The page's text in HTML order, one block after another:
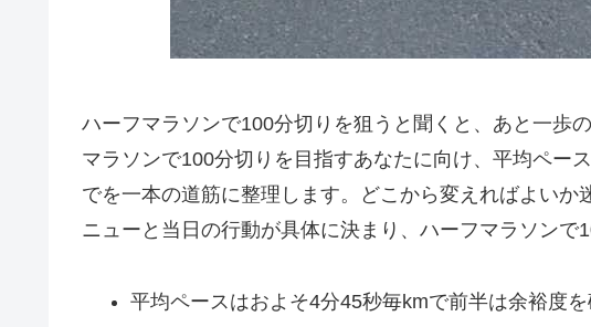
ハーフマラソンで100分切りを狙うと聞くと、あと一歩
マラソンで100分切りを目指すあなたに向け、平均ペー
でを一本の道筋に整理します。どこから変えればよいか
ニューと当日の行動が具体に決まり、ハーフマラソンで
平均ペースはおよそ4分45秒毎kmで前半は余裕度を